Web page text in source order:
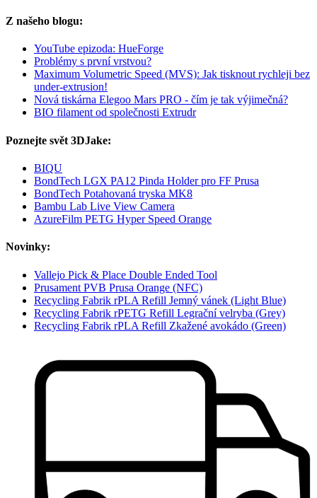
Z našeho blogu:
YouTube epizoda: HueForge
Problémy s první vrstvou?
Maximum Volumetric Speed (MVS): Jak tisknout rychleji bez
under-extrusion!
Nová tiskárna Elegoo Mars PRO - čím je tak výjimečná?
BIO filament od společnosti Extrudr
Poznejte svět 3DJake:
BIQU
BondTech LGX PA12 Pinda Holder pro FF Prusa
BondTech Potahovaná tryska MK8
Bambu Lab Live View Camera
AzureFilm PETG Hyper Speed Orange
Novinky:
Vallejo Pick & Place Double Ended Tool
Prusament PVB Prusa Orange (NFC)
Recycling Fabrik rPLA Refill Jemný vánek (Light Blue)
Recycling Fabrik rPETG Refill Legrační velryba (Grey)
Recycling Fabrik rPLA Refill Zkažené avokádo (Green)